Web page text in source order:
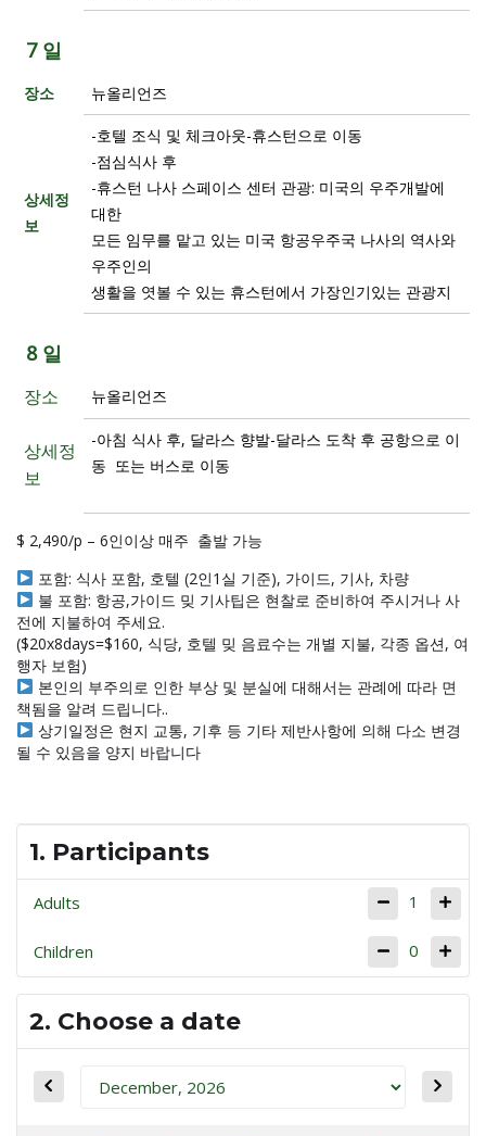
7 일
장소 뉴올리언즈
상세정
보
-호텔 조식 및 체크아웃-휴스턴으로 이동
-점심식사 후
-휴스턴 나사 스페이스 센터 관광: 미국의 우주개발에
대한
모든 임무를 맡고 있는 미국 항공우주국 나사의 역사와
우주인의
생활을 엿볼 수 있는 휴스턴에서 가장인기있는 관광지
8 일
장소 뉴올리언즈
상세정
보
-아침 식사 후, 달라스 향발-달라스 도착 후 공항으로 이
동 또는 버스로 이동
$ 2,490/p – 6인이상 매주 출발 가능
포함: 식사 포함, 호텔 (2인1실 기준), 가이드, 기사, 차량
불 포함: 항공,가이드 밎 기사팁은 현찰로 준비하여 주시거나 사
전에 지불하여 주세요.
($20x8days=$160, 식당, 호텔 밎 음료수는 개별 지불, 각종 옵션, 여
행자 보험)
본인의 부주의로 인한 부상 및 분실에 대해서는 관례에 따라 면
책됨을 알려 드립니다..
상기일정은 현지 교통, 기후 등 기타 제반사항에 의해 다소 변경
될 수 있음을 양지 바랍니다
1. Participants
Adults 1
Children 0
2. Choose a date